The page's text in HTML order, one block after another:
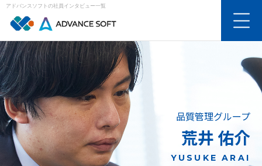
アドバンスソフトの社員インタビュー一覧
品質管理グループ
荒井 佑介
YUSUKE ARAI